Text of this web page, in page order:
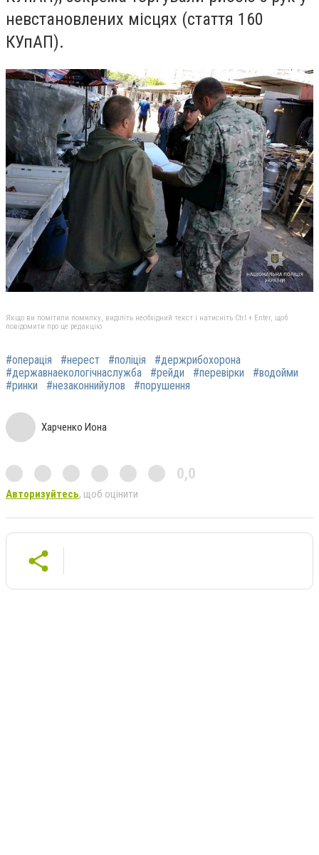
невстановлених місцях (стаття 160
КУпАП).
Якщо ви помітили помилку, виділіть необхідний текст і натисніть Ctrl + Enter, щоб
повідомити про це редакцію
#операція #нерест #поліція
#держрибохорона
#державнаекологічнаслужба
#рейди #перевірки
#водойми
#ринки
#незаконнийулов #порушення
Харченко Иона
0,0
Авторизуйтесь, щоб оцінити